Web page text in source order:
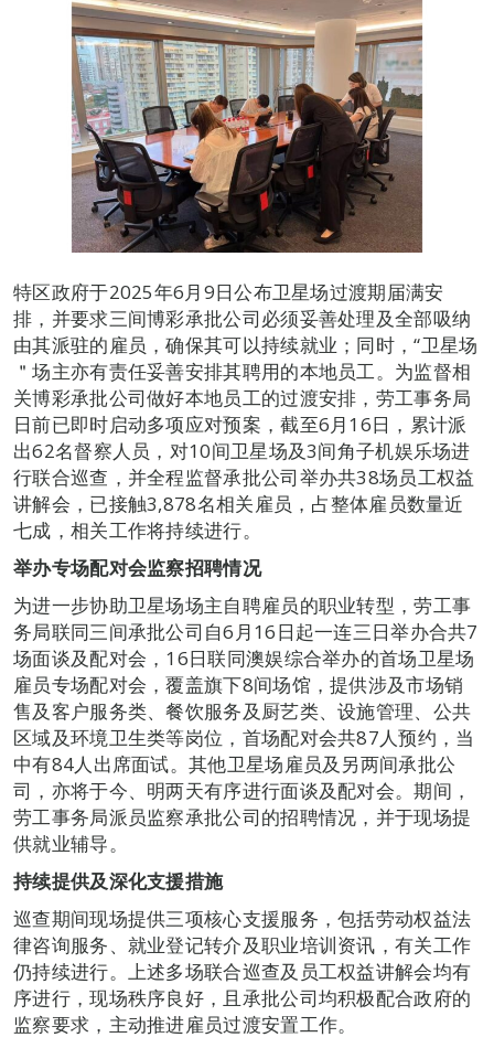
特区政府于2025年6月9日公布卫星场过渡期届满安
排，并要求三间博彩承批公司必须妥善处理及全部吸纳
由其派驻的雇员，确保其可以持续就业；同时，“卫星场
＂场主亦有责任妥善安排其聘用的本地员工。为监督相
关博彩承批公司做好本地员工的过渡安排，劳工事务局
日前已即时启动多项应对预案，截至6月16日，累计派
出62名督察人员，对10间卫星场及3间角子机娱乐场进
行联合巡查，并全程监督承批公司举办共38场员工权益
讲解会，已接触3,878名相关雇员，占整体雇员数量近
七成，相关工作将持续进行。
举办专场配对会监察招聘情况
为进一步协助卫星场场主自聘雇员的职业转型，劳工事
务局联同三间承批公司自6月16日起一连三日举办合共7
场面谈及配对会，16日联同澳娱综合举办的首场卫星场
雇员专场配对会，覆盖旗下8间场馆，提供涉及市场销
售及客户服务类、餐饮服务及厨艺类、设施管理、公共
区域及环境卫生类等岗位，首场配对会共87人预约，当
中有84人出席面试。其他卫星场雇员及另两间承批公
司，亦将于今、明两天有序进行面谈及配对会。期间，
劳工事务局派员监察承批公司的招聘情况，并于现场提
供就业辅导。
持续提供及深化支援措施
巡查期间现场提供三项核心支援服务，包括劳动权益法
律咨询服务、就业登记转介及职业培训资讯，有关工作
仍持续进行。上述多场联合巡查及员工权益讲解会均有
序进行，现场秩序良好，且承批公司均积极配合政府的
监察要求，主动推进雇员过渡安置工作。